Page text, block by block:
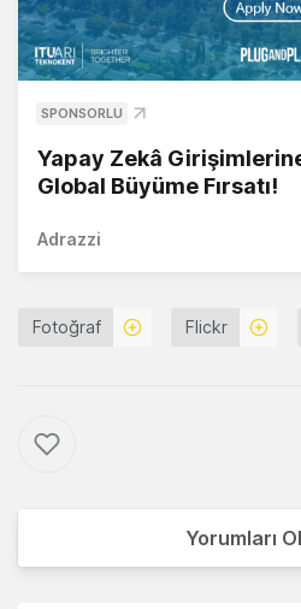
SPONSORLU
Yapay Zekâ
Global Büyüme Fırsatı!
Adrazzi
Fotoğraf Flickr
Yorumları